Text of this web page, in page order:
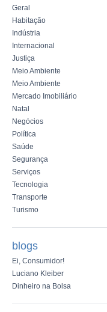
Geral
Habitação
Indústria
Internacional
Justiça
Meio Ambiente
Meio Ambiente
Mercado Imobiliário
Natal
Negócios
Política
Saúde
Segurança
Serviços
Tecnologia
Transporte
Turismo
blogs
Ei, Consumidor!
Luciano Kleiber
Dinheiro na Bolsa